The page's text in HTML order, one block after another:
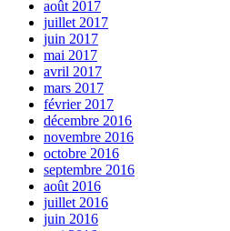
août 2017
juillet 2017
juin 2017
mai 2017
avril 2017
mars 2017
février 2017
décembre 2016
novembre 2016
octobre 2016
septembre 2016
août 2016
juillet 2016
juin 2016